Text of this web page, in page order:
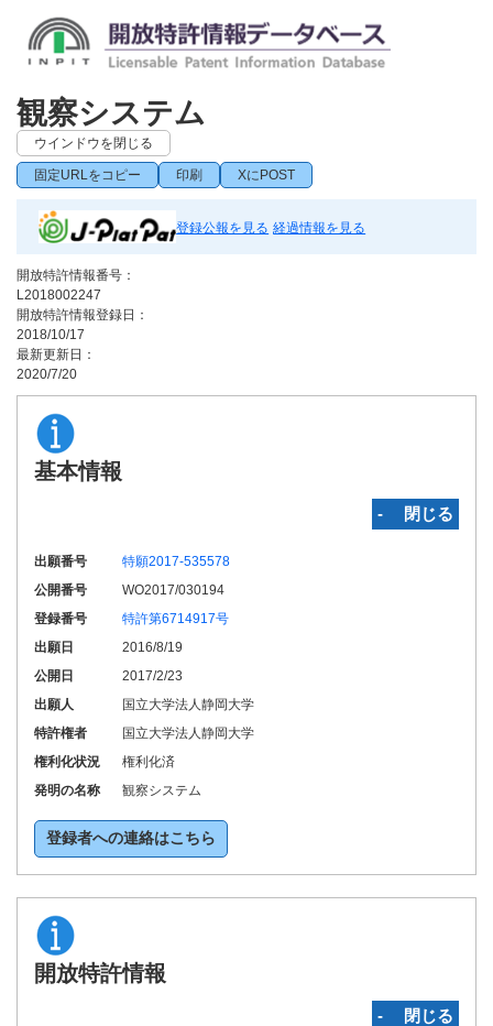
観察システム
ウインドウを閉じる
固定URLをコピー 印刷 XにPOST
登録公報を見る 経過情報を見る
開放特許情報番号：
L2018002247
開放特許情報登録日：
2018/10/17
最新更新日：
2020/7/20
基本情報
‐ 閉じる
出願番号
特願2017-535578
公開番号
WO2017/030194
登録番号
特許第6714917号
出願日
2016/8/19
公開日
2017/2/23
出願人
国立大学法人静岡大学
特許権者
国立大学法人静岡大学
権利化状況
権利化済
発明の名称
観察システム
登録者への連絡はこちら
開放特許情報
‐ 閉じる